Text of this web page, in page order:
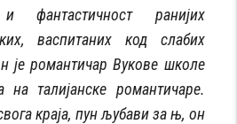
и фантастичност ранијих
васпитаних код слабих
је романтичар Вукове школе
талијанске романтичаре.
краја, пун љубави за њ, он